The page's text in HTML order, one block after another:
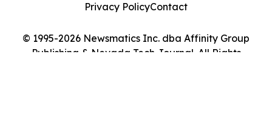
© 1995-2026 Newsmatics Inc. dba Affinity Group
Publishing & Nevada Tech Journal. All Rights
Privacy PolicyContact